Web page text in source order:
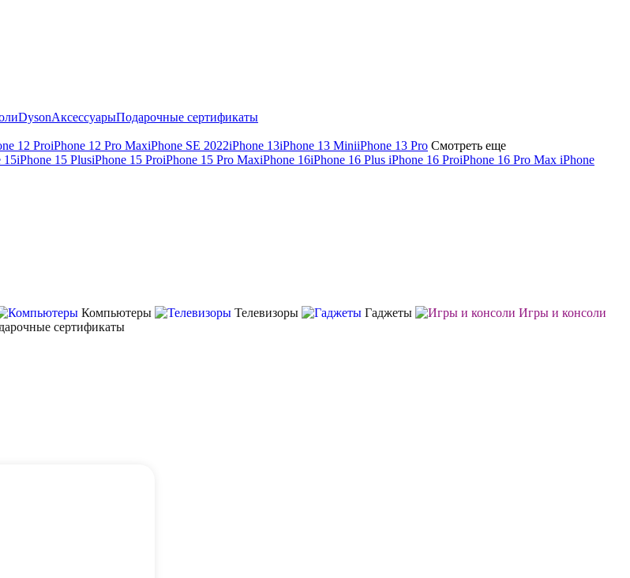
DysonАксессуарыПодарочные сертификаты
12 ProiPhone 12 Pro MaxiPhone SE 2022iPhone 13iPhone 13 MiniiPhone 13 Pro Смотреть еще
15iPhone 15 PlusiPhone 15 ProiPhone 15 Pro MaxiPhone 16iPhone 16 Plus iPhone 16 ProiPhone 16 Pro Max iPhone
Компьютеры Телевизоры Гаджеты
Игры и консоли
сертификаты